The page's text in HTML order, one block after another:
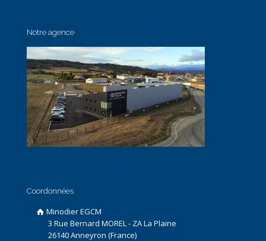
Notre agence
Coordonnées
Minodier EGCM
3 Rue Bernard MOREL - ZA La Plaine
26140 Anneyron (France)